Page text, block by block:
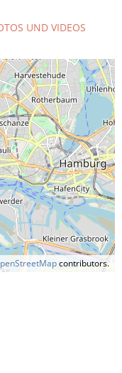
UND VIDEOS
contributors.